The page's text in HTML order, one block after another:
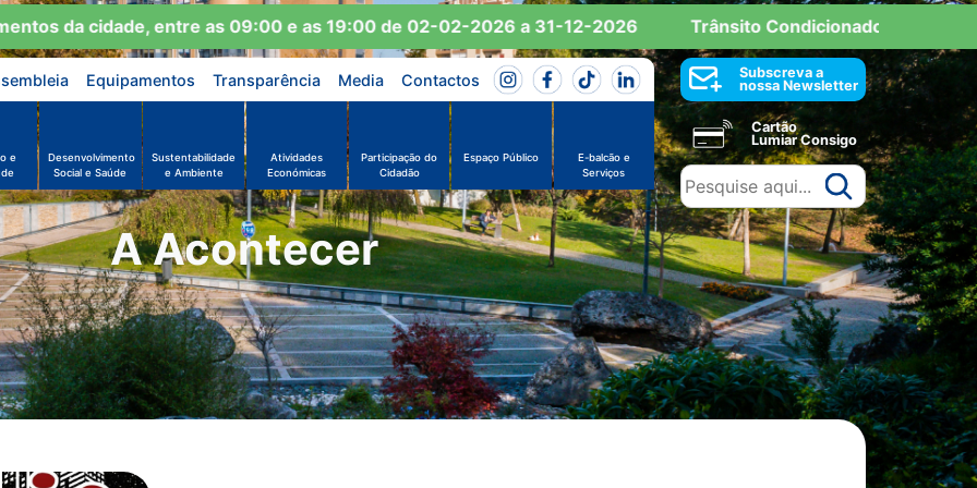
da cidade, entre as 09:00 e as 19:00 de 02-02-2026 a 31-12-2026 Trânsito Condicionado: Reserva de
Equipamentos Transparência Media Contactos
e
Desenvolvimento
Social e Saúde
Sustentabilidade
e Ambiente
Atividades
Económicas
Participação do
Cidadão
Espaço Público
E-balcão e
Serviços
Subscreva a
nossa Newsletter
Cartão
Lumiar Consigo
A Acontecer